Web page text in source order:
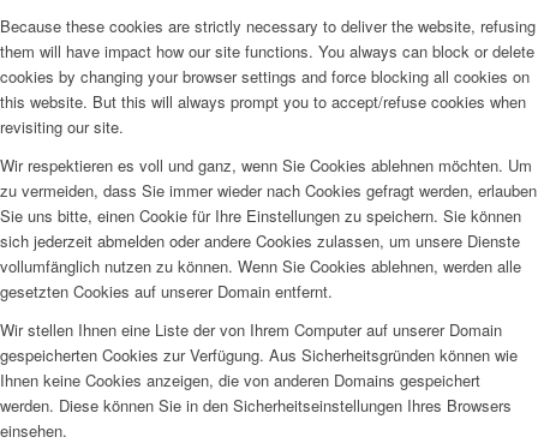
Because these cookies are strictly necessary to deliver the website, refusing
them will have impact how our site functions. You always can block or delete
cookies by changing your browser settings and force blocking all cookies on
this website. But this will always prompt you to accept/refuse cookies when
revisiting our site.
Wir respektieren es voll und ganz, wenn Sie Cookies ablehnen möchten. Um
zu vermeiden, dass Sie immer wieder nach Cookies gefragt werden, erlauben
Sie uns bitte, einen Cookie für Ihre Einstellungen zu speichern. Sie können
sich jederzeit abmelden oder andere Cookies zulassen, um unsere Dienste
vollumfänglich nutzen zu können. Wenn Sie Cookies ablehnen, werden alle
gesetzten Cookies auf unserer Domain entfernt.
Wir stellen Ihnen eine Liste der von Ihrem Computer auf unserer Domain
gespeicherten Cookies zur Verfügung. Aus Sicherheitsgründen können wie
Ihnen keine Cookies anzeigen, die von anderen Domains gespeichert
werden. Diese können Sie in den Sicherheitseinstellungen Ihres Browsers
einsehen.